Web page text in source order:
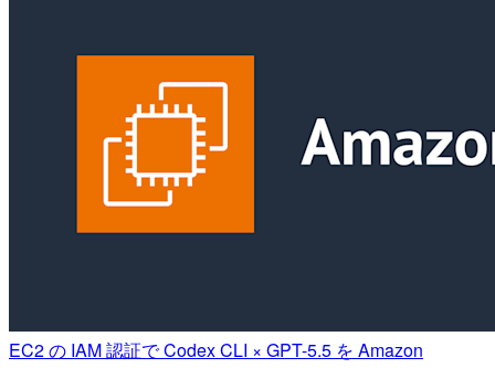
EC2 の IAM 認証で Codex CLI × GPT-5.5 を Amazon